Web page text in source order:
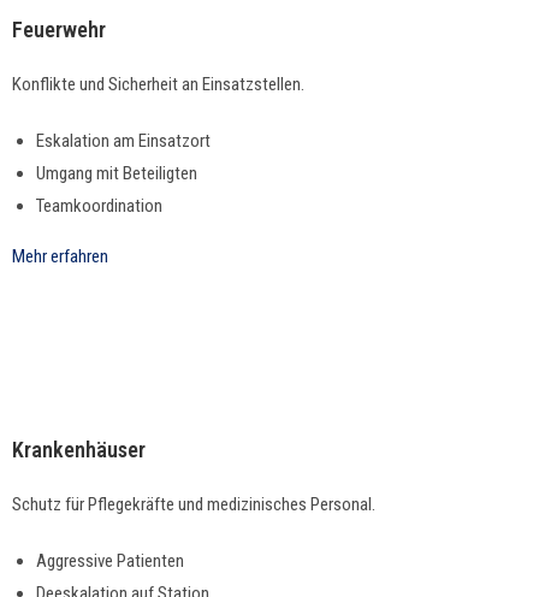
Feuerwehr
Kon­flik­te und Sicher­heit an Einsatzstellen.
Eskala­tion am Einsatzort
Umgang mit Beteiligten
Teamko­or­di­na­tion
Mehr erfahren
Krankenhäuser
Schutz für Pflegekräfte und medi­zinis­ches Personal.
Aggres­sive Patienten